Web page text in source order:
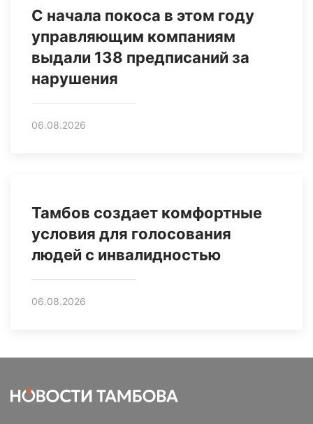
С начала покоса в этом году
управляющим компаниям
выдали 138 предписаний за
нарушения
06.08.2026
Тамбов создает комфортные
условия для голосования
людей с инвалидностью
06.08.2026